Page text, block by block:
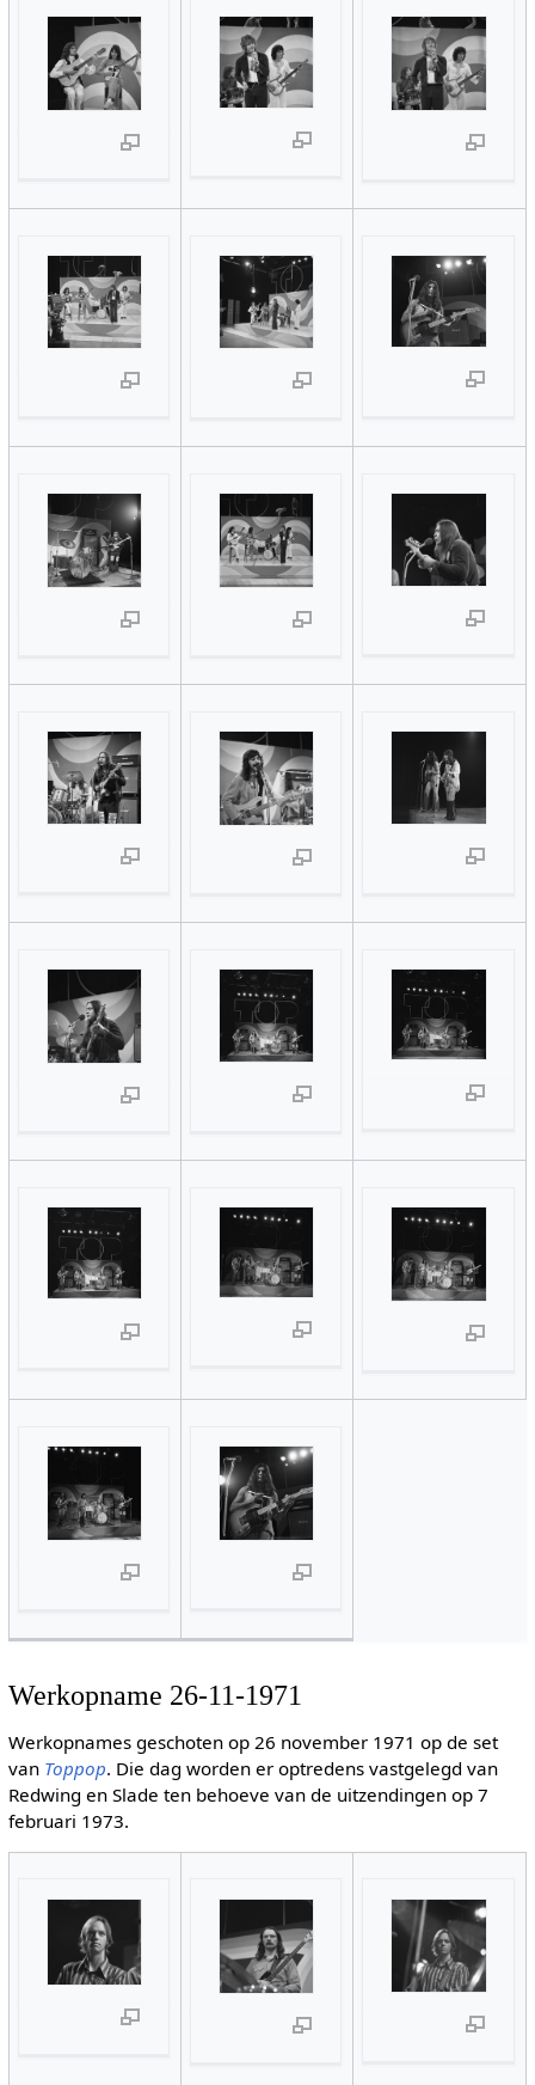
Werkopname 26-11-1971
Werkopnames geschoten op 26 november 1971 op de set
van Toppop. Die dag worden er optredens vastgelegd van
Redwing en Slade ten behoeve van de uitzendingen op 7
februari 1973.